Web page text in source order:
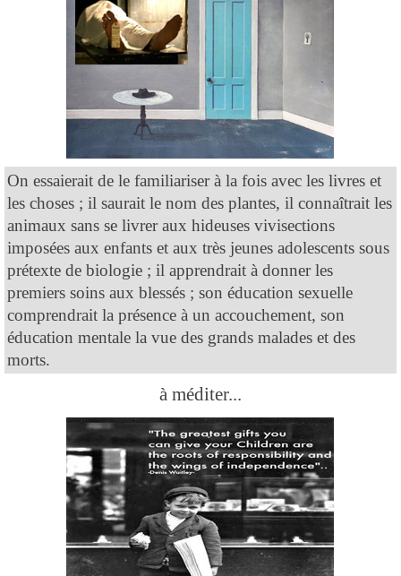
On essaierait de le familiariser à la fois avec les livres et
les choses ; il saurait le nom des plantes, il connaîtrait les
animaux sans se livrer aux hideuses vivisections
imposées aux enfants et aux très jeunes adolescents sous
prétexte de biologie ; il apprendrait à donner les
premiers soins aux blessés ; son éducation sexuelle
comprendrait la présence à un accouchement, son
éducation mentale la vue des grands malades et des
morts.
à méditer...